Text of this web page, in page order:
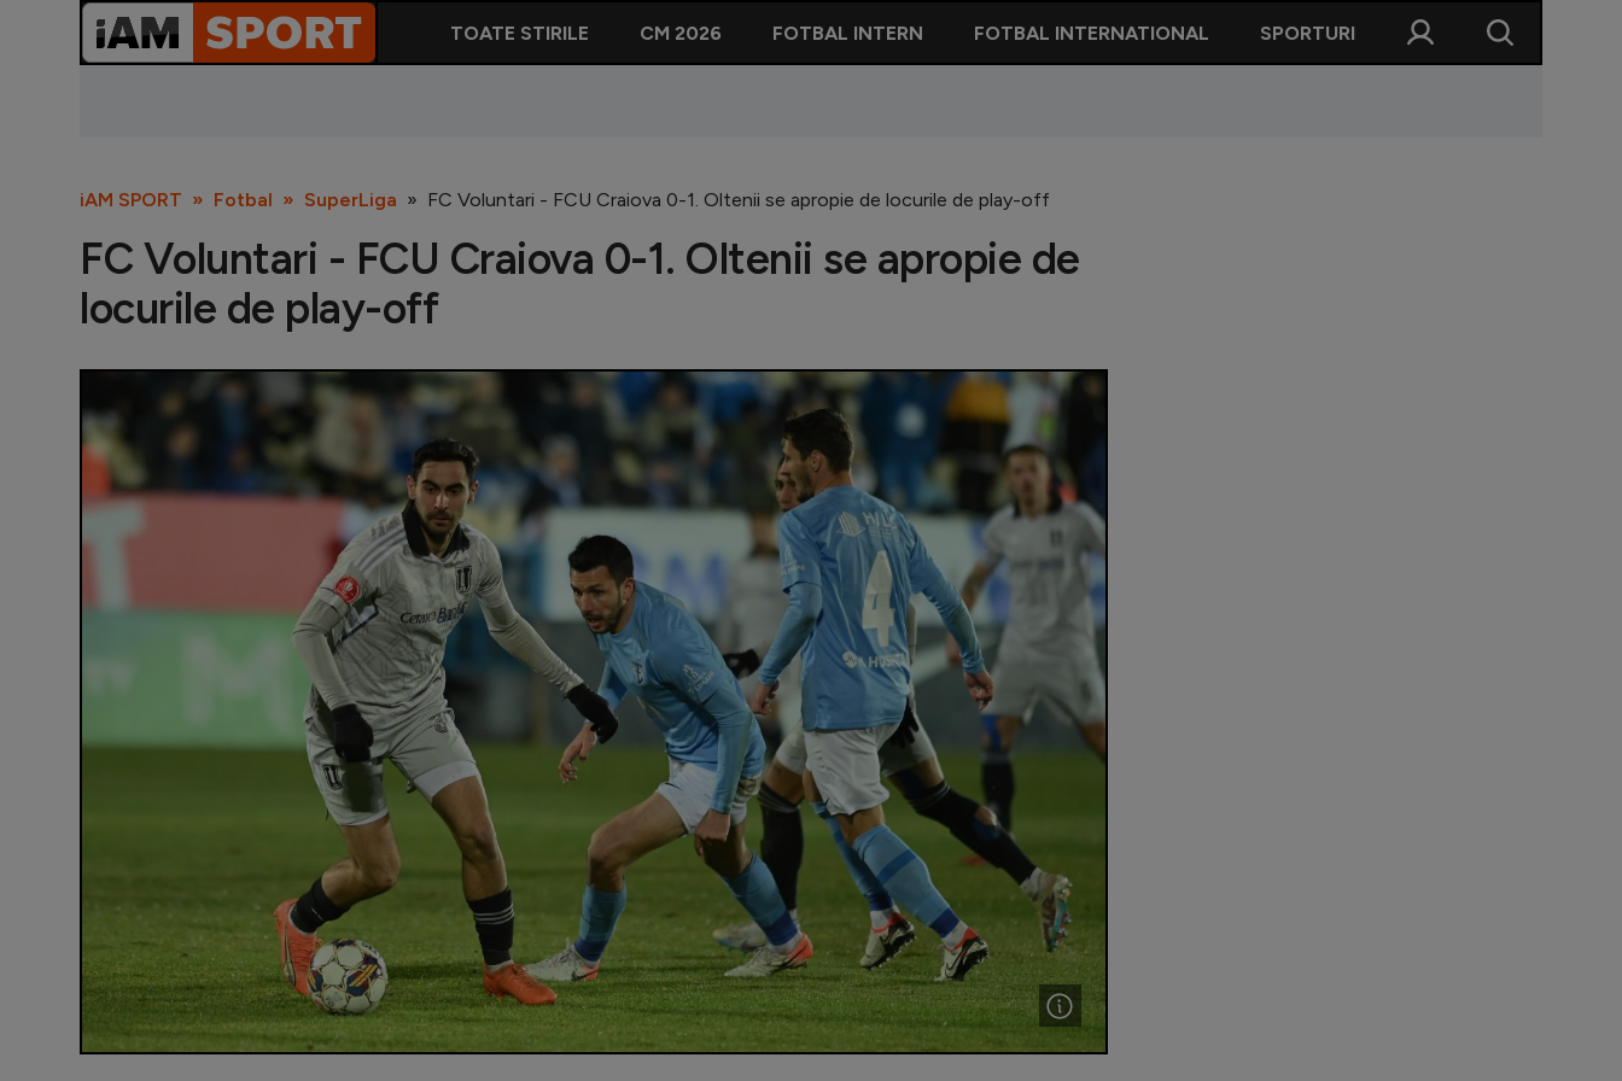
TOATE STIRILE CM 2026 FOTBAL INTERN FOTBAL INTERNATIONAL SPORTURI
iAM SPORT Fotbal SuperLiga FC Voluntari - FCU Craiova 0-1. Oltenii se apropie de locurile de play-off
FC Voluntari - FCU Craiova 0-1. Oltenii se apropie de
locurile de play-off